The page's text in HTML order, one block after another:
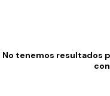
No tenemos resultados